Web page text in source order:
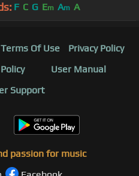
F C G Em Am A
Terms Of Use
Privacy Policy
User Manual
Support
passion for music